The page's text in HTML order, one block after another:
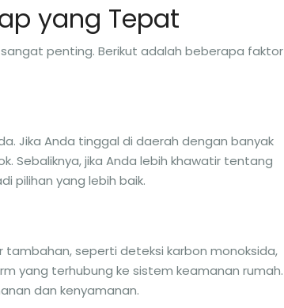
yang Tepat
penting. Berikut adalah beberapa faktor
Jika Anda tinggal di daerah dengan banyak
Sebaliknya, jika Anda lebih khawatir tentang
pilihan yang lebih baik.
seperti deteksi karbon monoksida,
yang terhubung ke sistem keamanan rumah.
dan kenyamanan.